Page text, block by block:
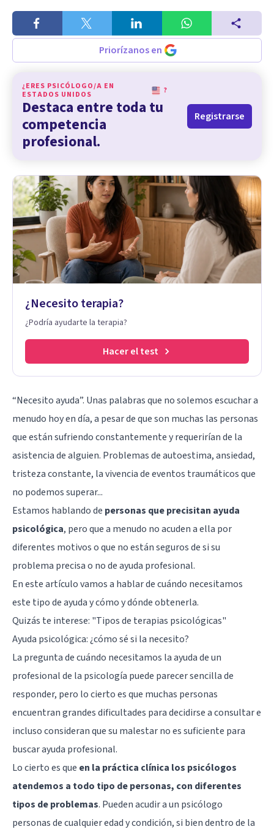
Priorízanos en
¿ERES PSICÓLOGO/A EN
ESTADOS UNIDOS
?
Destaca entre toda tu
competencia
profesional.
Registrarse
¿Necesito terapia?
¿Podría ayudarte la terapia?
Hacer el test
“Necesito ayuda”. Unas palabras que no solemos escuchar a
menudo hoy en día, a pesar de que son muchas las personas
que están sufriendo constantemente y requerirían de la
asistencia de alguien. Problemas de autoestima, ansiedad,
tristeza constante, la vivencia de eventos traumáticos que
no podemos superar...
Estamos hablando de personas que precisitan ayuda
psicológica, pero que a menudo no acuden a ella por
diferentes motivos o que no están seguros de si su
problema precisa o no de ayuda profesional.
En este artículo vamos a hablar de cuándo necesitamos
este tipo de ayuda y cómo y dónde obtenerla.
Quizás te interese: "Tipos de terapias psicológicas"
Ayuda psicológica: ¿cómo sé si la necesito?
La pregunta de cuándo necesitamos la ayuda de un
profesional de la psicología puede parecer sencilla de
responder, pero lo cierto es que muchas personas
encuentran grandes dificultades para decidirse a consultar e
incluso consideran que su malestar no es suficiente para
buscar ayuda profesional.
Lo cierto es que en la práctica clínica los psicólogos
atendemos a todo tipo de personas, con diferentes
tipos de problemas. Pueden acudir a un psicólogo
personas de cualquier edad y condición, si bien dentro de la